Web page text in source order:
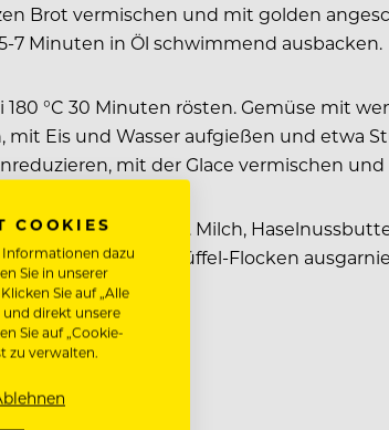
Brot vermischen und mit golden
7 Minuten in Öl schwimmend ausbacken.
°C 30 Minuten rösten. Gemüse mit
Eis und Wasser aufgießen und etwa
mit der Glace vermischen
ein Sieb drücken. Milch,
und mit Trüffel-Flocken
COOKIES
Informationen dazu
Sie in unserer
Sie auf „Alle
und direkt unsere
Sie auf „Cookie-
zu verwalten.